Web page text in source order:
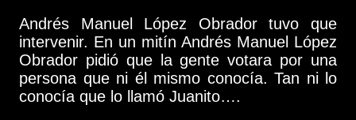
Andrés Manuel López Obrador tuvo que
intervenir. En un mitín Andrés Manuel López
Obrador pidió que la gente votara por una
persona que ni él mismo conocía. Tan ni lo
conocía que lo llamó Juanito….